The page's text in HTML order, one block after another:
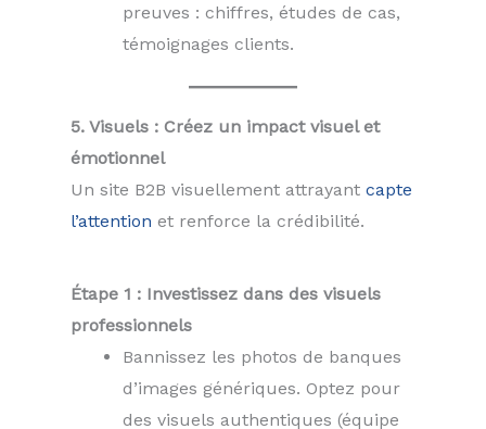
preuves : chiffres, études de cas,
témoignages clients.
5. Visuels : Créez un impact visuel et
émotionnel
Un site B2B visuellement attrayant capte
l’attention et renforce la crédibilité.
Étape 1 : Investissez dans des visuels
professionnels
Bannissez les photos de banques
d’images génériques. Optez pour
des visuels authentiques (équipe